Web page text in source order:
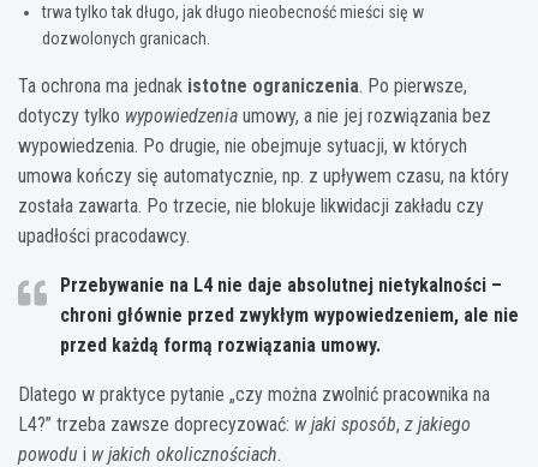
trwa tylko tak długo, jak długo nieobecność mieści się w
dozwolonych granicach.
Ta ochrona ma jednak istotne ograniczenia. Po pierwsze,
dotyczy tylko wypowiedzenia umowy, a nie jej rozwiązania bez
wypowiedzenia. Po drugie, nie obejmuje sytuacji, w których
umowa kończy się automatycznie, np. z upływem czasu, na który
została zawarta. Po trzecie, nie blokuje likwidacji zakładu czy
upadłości pracodawcy.
Przebywanie na L4 nie daje absolutnej nietykalności –
chroni głównie przed zwykłym wypowiedzeniem, ale nie
przed każdą formą rozwiązania umowy.
Dlatego w praktyce pytanie „czy można zwolnić pracownika na
L4?” trzeba zawsze doprecyzować: w jaki sposób, z jakiego
powodu i w jakich okolicznościach.